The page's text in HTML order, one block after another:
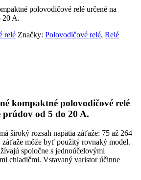
polovodičové relé určené na
20 A.
relé Značky: Polovodičové relé, Relé
kompaktné polovodičové relé
prúdov od 5 do 20 A.
široký rozsah napätia záťaže: 75 až 264
môže byť použitý rovnaký model.
spoločne s jednoúčelovými
chladičmi. Vstavaný varistor účinne